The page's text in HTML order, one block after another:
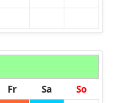
Fr Sa So